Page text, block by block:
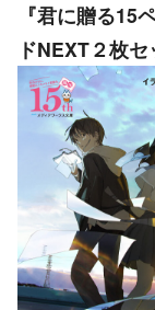
『君に贈る15
ドNEXT２枚セ